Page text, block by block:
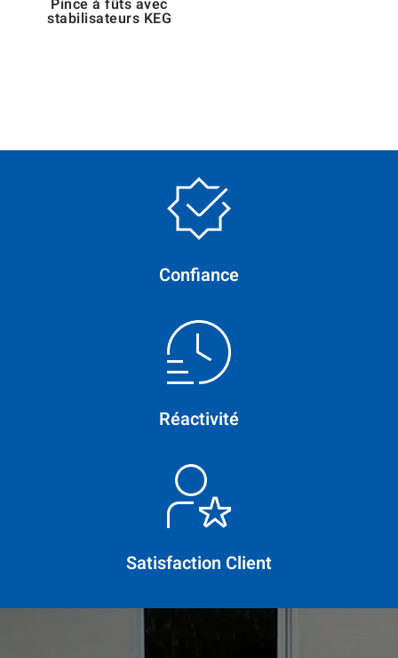
Pince à fûts avec
stabilisateurs KEG
Confiance
Réactivité
Satisfaction Client